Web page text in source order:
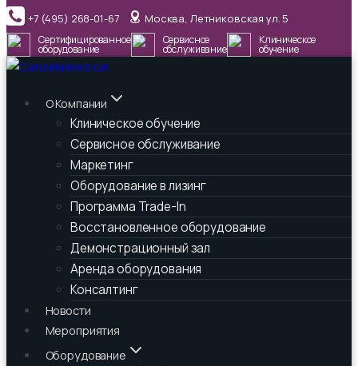
Перейти
к
содержимому
+7 (495) 268-01-67 Москва, Летниковская ул. 5
Сертифицированное
оборудование
Сервисное
обслуживание
Клиническое
обучение
О Компании
Клиническое обучение
Сервисное обслуживание
Маркетинг
Оборудование в лизинг
Программа Trade-In
Восстановленное оборудование
Демонстрационный зал
Аренда оборудования
Консалтинг
Новости
Мероприятия
Оборудование